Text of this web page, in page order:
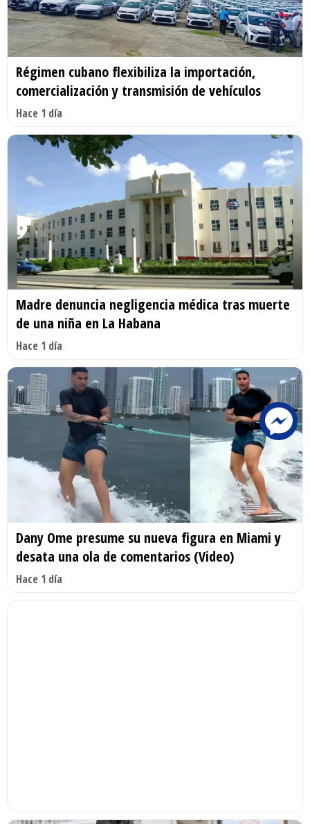
Régimen cubano flexibiliza la importación,
comercialización y transmisión de vehículos
Hace 1 día
Madre denuncia negligencia médica tras muerte
de una niña en La Habana
Hace 1 día
Dany Ome presume su nueva figura en Miami y
desata una ola de comentarios (Video)
Hace 1 día